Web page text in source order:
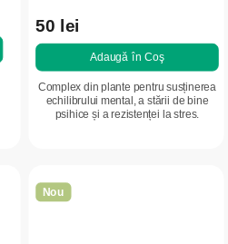
50 lei
Adaugă în Coş
Complex din plante pentru susținerea
echilibrului mental, a stării de bine
psihice și a rezistenței la stres.
Nou